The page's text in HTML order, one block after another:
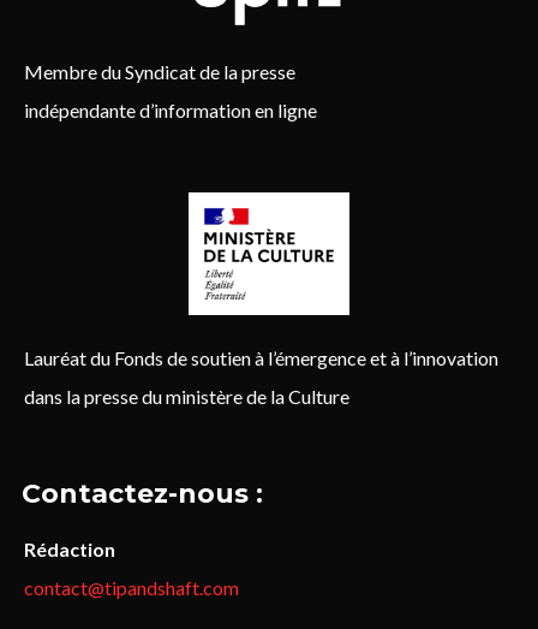
Membre du Syndicat de la presse
indépendante d’information en ligne
Lauréat du Fonds de soutien à l’émergence et à l’innovation
dans la presse du ministère de la Culture
Contactez-nous :
Rédaction
contact@tipandshaft.com